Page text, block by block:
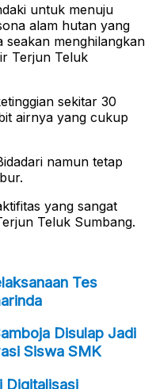
untuk menuju
alam hutan yang
seakan menghilangkan
Terjun Teluk
sekitar 30
airnya yang cukup
namun tetap
yang sangat
Teluk Sumbang.
Tes
Disulap Jadi
Siswa SMK
Digitalisasi